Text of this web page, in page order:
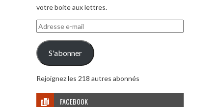
votre boite aux lettres.
Adresse
e-
mail
S'abonner
Rejoignez les 218 autres abonnés
FACEBOOK